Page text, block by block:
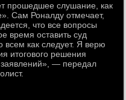
прошедшее слушание, как
Сам Роналду отмечает,
что все вопросы
время оставить суд
всем как следует. Я верю
итогового решения
заявлений», — передал